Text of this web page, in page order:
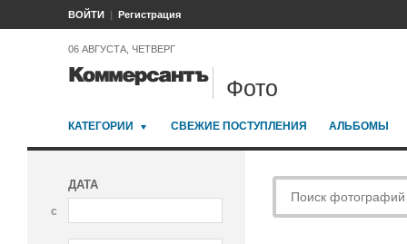
ВОЙТИ Регистрация
06 АВГУСТА, ЧЕТВЕРГ
Фото
КАТЕГОРИИ СВЕЖИЕ ПОСТУПЛЕНИЯ АЛЬБОМЫ
ДАТА
с